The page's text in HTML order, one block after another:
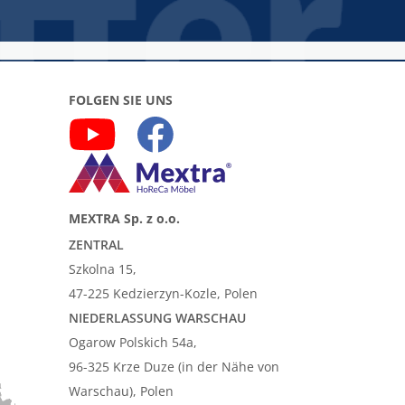
FOLGEN SIE UNS
MEXTRA Sp. z o.o.
ZENTRAL
Szkolna 15,
47-225 Kedzierzyn-Kozle, Polen
NIEDERLASSUNG WARSCHAU
Ogarow Polskich 54a,
96-325 Krze Duze (in der Nähe von
Warschau), Polen